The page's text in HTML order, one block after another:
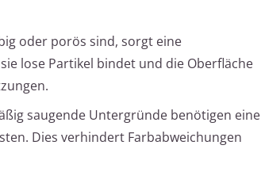
oder porös sind, sorgt eine
lose Partikel bindet und die Oberfläche
saugende Untergründe benötigen eine
Dies verhindert Farbabweichungen